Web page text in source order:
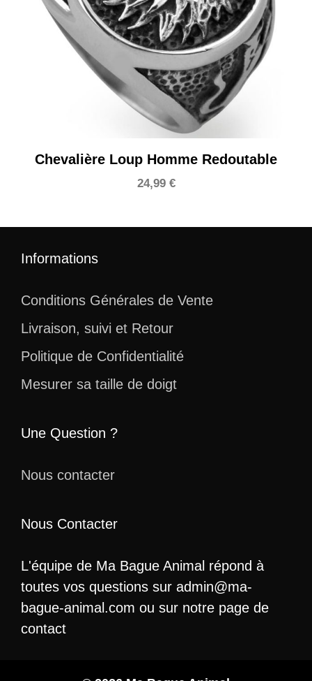
Chevalière Loup Homme Redoutable
24,99 €
Informations
Conditions Générales de Vente
Livraison, suivi et Retour
Politique de Confidentialité
Mesurer sa taille de doigt
Une Question ?
Nous contacter
Nous Contacter
L'équipe de Ma Bague Animal répond à
toutes vos questions sur admin@ma-
bague-animal.com ou sur notre page de
contact